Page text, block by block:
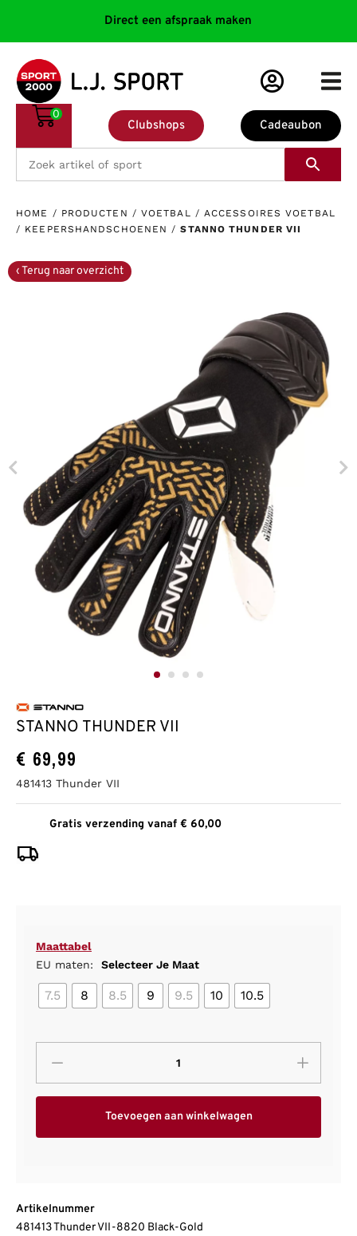
Direct een afspraak maken
Cadeaubon
Clubshops
0
HOME / PRODUCTEN / VOETBAL / ACCESSOIRES VOETBAL
/ KEEPERSHANDSCHOENEN /STANNO THUNDER VII
STANNO THUNDER VII
€ 69,99
481413 Thunder VII
Gratis verzending vanaf € 60,00
Maattabel
EU maten:
Selecteer Je Maat
7.5 8 8.5 9 9.5 10 10.5
Toevoegen aan winkelwagen
Artikelnummer
481413 Thunder VII-8820 Black-Gold